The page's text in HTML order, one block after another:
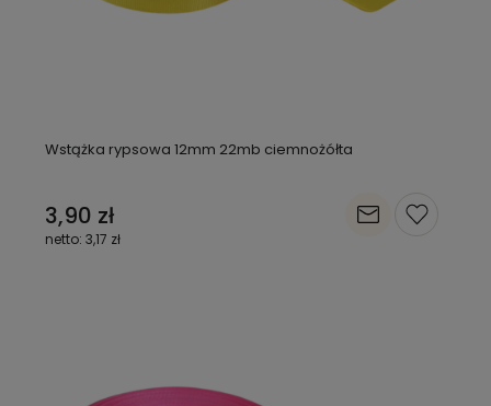
Wstążka rypsowa 12mm 22mb ciemnożółta
3,90 zł
3,17 zł